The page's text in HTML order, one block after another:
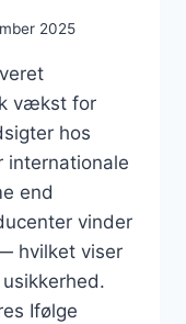
2025
vækst for
hos
internationale
end
vinder
hvilket viser
Ifølge